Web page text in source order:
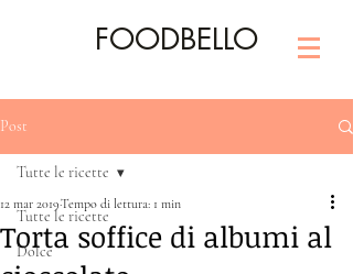
FOODBELLO
Post
Tutte le ricette
Dolce
Tutte le ricette
Torta soffice di albumi al
12 mar 2019Tempo di lettura: 1 min